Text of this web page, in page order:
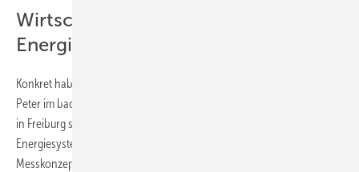
Wirtschaftlichkeit der
Energieversorgung bewerten
Konkret haben die Forscher:innen beim Baustoffhersteller Hermann
Peter im badischen Rheinau, beim Lebensmittelhersteller Taifun-Tofu
in Freiburg sowie am eigenen Campus eine umfangreiche
Energiesystemanalyse durchgeführt. Mit selbst entwickelten
Messkonzepten haben sie alle Energiedaten erfasst und diese in das